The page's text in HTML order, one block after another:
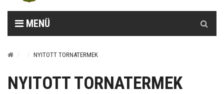
MENÜ
NYITOTT TORNATERMEK
NYITOTT TORNATERMEK